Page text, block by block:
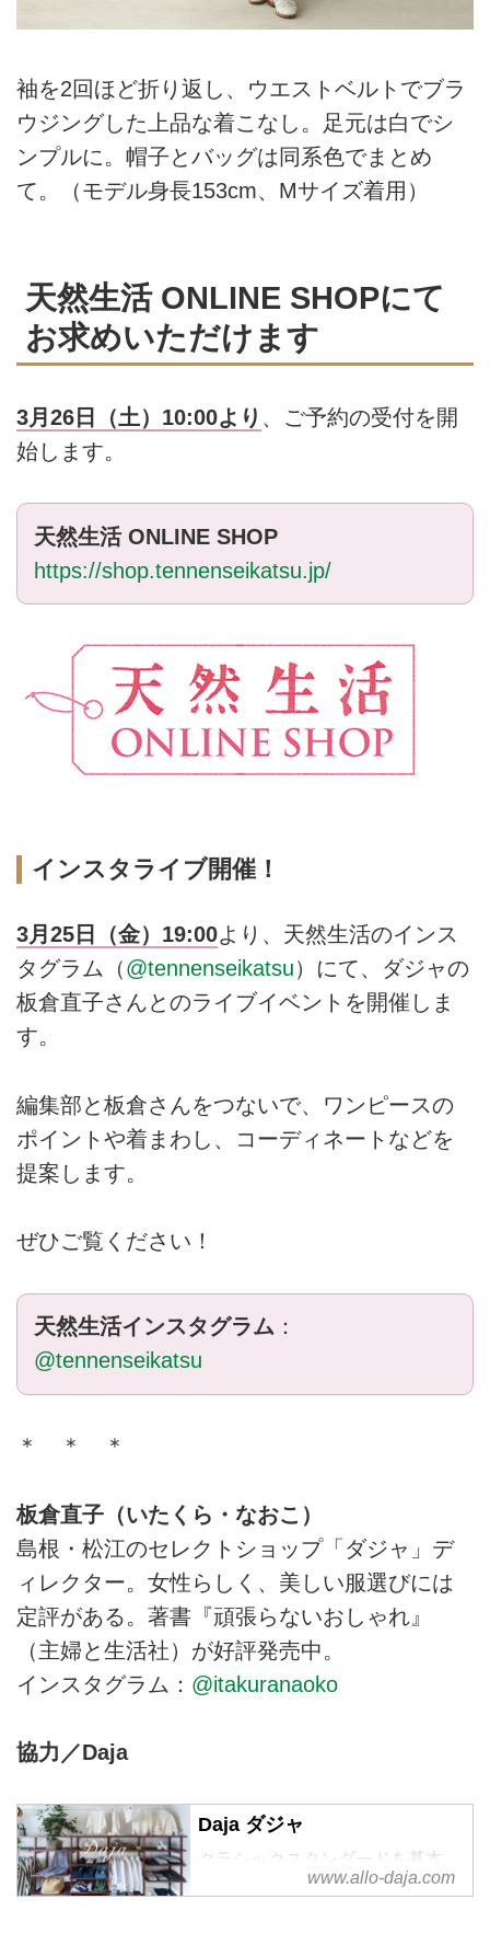
袖を2回ほど折り返し、ウエストベルトでブラ
ウジングした上品な着こなし。足元は白でシ
ンプルに。帽子とバッグは同系色でまとめ
て。（モデル身長153cm、Mサイズ着用）
天然生活 ONLINE SHOPにて
お求めいただけます
3月26日（土）10:00より 、ご予約の受付を開
始します。
天然生活 ONLINE SHOP
https://shop.tennenseikatsu.jp/
インスタライブ開催！
3月25日（金）19:00より、天然生活のインス
タグラム（@tennenseikatsu）にて、ダジャの
板倉直子さんとのライブイベントを開催しま
す。
編集部と板倉さんをつないで、ワンピースの
ポイントや着まわし、コーディネートなどを
提案します。
ぜひご覧ください！
天然生活インスタグラム ：
@tennenseikatsu
＊ ＊ ＊
板倉直子（いたくら・なおこ）
島根・松江のセレクトショップ「ダジャ」デ
ィレクター。女性らしく、美しい服選びには
定評がある。著書『頑張らないおしゃれ』
（主婦と生活社）が好評発売中。
インスタグラム： @itakuranaoko
協力／Daja
Daja ダジャ
クラシックスタンダードを基本
に、自分らしいスタイリッシュな
www.allo-daja.com